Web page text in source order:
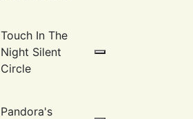
Touch In The
Night Silent
Circle
Pandora's